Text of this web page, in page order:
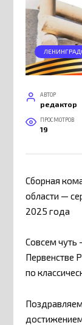
АВТОР
редактор
ПРОСМОТРОВ
19
Сборная
области —
2025 года
Совсем чуть
Первенстве
по